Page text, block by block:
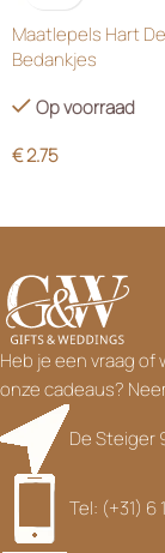
Maatlepels Hart
Bedankjes
Op voorraad
€2.75
Heb je een vraag of
onze cadeaus?
De Steiger
Tel: (+31) 6